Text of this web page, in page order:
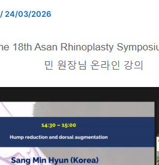
/ 24/03/2026